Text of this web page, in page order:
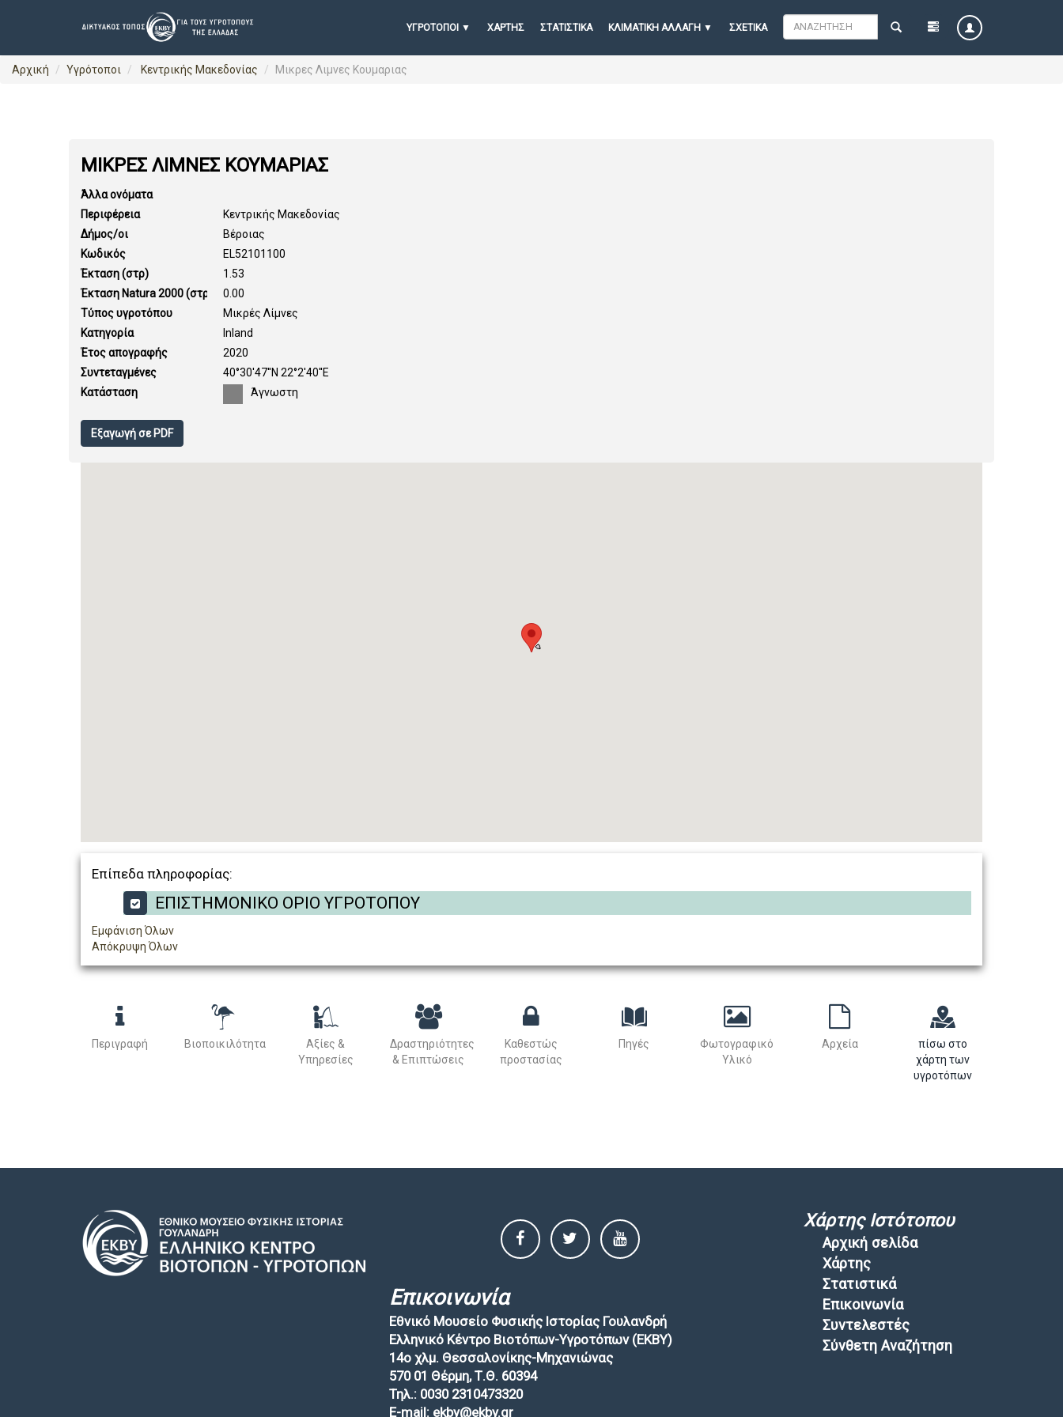
ΥΓΡΟΤΟΠΟΙ ΧΆΡΤΗΣ ΣΤΑΤΙΣΤΙΚΆ ΚΛΙΜΑΤΙΚΗ ΑΛΛΑΓΗ ΣΧΕΤΙΚΆ
Αρχική Υγρότοποι Κεντρικής Μακεδονίας Μικρες Λιμνες Κουμαριας
ΜΙΚΡΕΣ ΛΙΜΝΕΣ ΚΟΥΜΑΡΙΑΣ
Άλλα ονόματα
Περιφέρεια
Κεντρικής Μακεδονίας
Δήμος/οι
Βέροιας
Κωδικός
EL52101100
Έκταση (στρ)
1.53
Έκταση Natura 2000 (στρ)
0.00
Τύπος υγροτόπου
Μικρές Λίμνες
Κατηγορία
Inland
Έτος απογραφής
2020
Συντεταγμένες
40°30'47''N 22°2'40''E
Κατάσταση
Άγνωστη
Εξαγωγή σε PDF
Επίπεδα πληροφορίας:
ΕΠΙΣΤΗΜΟΝΙΚΟ ΟΡΙΟ ΥΓΡΟΤΟΠΟΥ
Εμφάνιση Όλων
Απόκρυψη Όλων
Περιγραφή Βιοποικιλότητα
Αξίες &
Υπηρεσίες
Δραστηριότητες
& Επιπτώσεις
Καθεστώς
προστασίας
Πηγές
Φωτογραφικό
Υλικό
Αρχεία
πίσω στο
χάρτη των
υγροτόπων
Επικοινωνία
Εθνικό Μουσείο Φυσικής Ιστορίας Γουλανδρή
Ελληνικό Κέντρο Βιοτόπων-Υγροτόπων (EKBY)
14ο χλμ. Θεσσαλονίκης-Μηχανιώνας
570 01 Θέρμη, Τ.Θ. 60394
Τηλ.: 0030 2310473320
E-mail: ekby@ekby.gr
Χάρτης Ιστότοπου
Αρχική σελίδα
Χάρτης
Στατιστικά
Επικοινωνία
Συντελεστές
Σύνθετη Αναζήτηση